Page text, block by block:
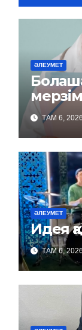
ӘЛЕУМЕТ
ТАМ 6, 2026
ӘЛЕУМЕТ
Идея
ТАМ 6, 2026